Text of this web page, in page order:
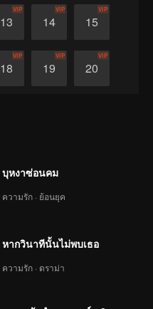
13
VIP
14
VIP
15
VIP
18
VIP
19
VIP
20
VIP
บุหงาซ่อนคม
ความรัก · ย้อนยุค
หากวินาทีนั้นไม่พบเธอ
ความรัก · ดราม่า